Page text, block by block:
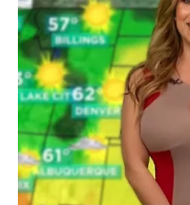
Finansijski, kraj meseca
problema koji vas je
velikim količinama, ali
najpotrebniji. Iznenađenje
raspolažete svojim
svojim potrebama.